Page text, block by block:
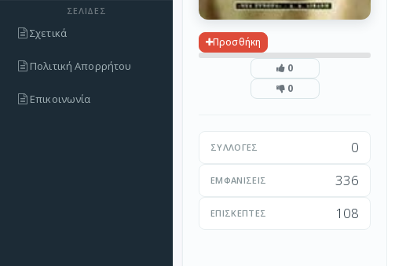
ΣΕΛΊΔΕΣ
Σχετικά
Πολιτική Απορρήτου
Επικοινωνία
Προσθήκη
0
0
ΣΥΛΛΟΓΈΣ 0
ΕΜΦΑΝΊΣΕΙΣ 336
ΕΠΙΣΚΈΠΤΕΣ 108